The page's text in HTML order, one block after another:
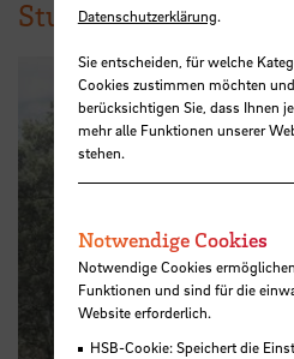
Studienprojekte
Datenschutzerklärung.
Sie entscheiden, für welche
Cookies zustimmen möchten
berücksichtigen Sie, dass Ihnen
mehr alle Funktionen unserer
stehen.
Notwendige Cookies
Notwendige Cookies
Funktionen und sind für die
Website erforderlich.
HSB-Cookie: Speichert die